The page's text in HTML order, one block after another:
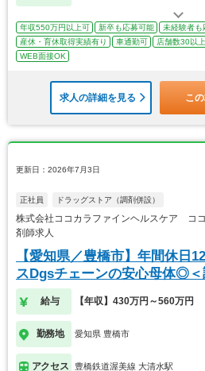
年収550万円以上可 新卒も応募可能 未経験者も
産休・育休取得実績有り
車通勤可 店舗数30以上
WEB面接OK
求人の詳細を見る こ
更新日：2026年7月3日
正社員 ドラッグストア（調剤併設）
株式会社ココカラファインヘルスケア コ
剤師求人
【愛知県／豊橋市】年間休日
スDgsチェーンの安心母体◎＜
給与 【年収】430万円～560万円
勤務地 愛知県 豊橋市
アクセス 豊橋鉄道渥美線 大清水駅